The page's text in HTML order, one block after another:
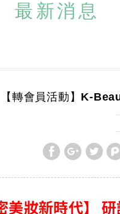
最新消息
【轉會員活動】K-
美妝新時代】